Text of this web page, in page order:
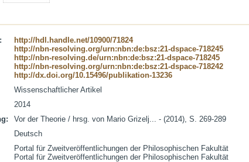
http://hdl.handle.net/10900/71824
http://nbn-resolving.org/urn:nbn:de:bsz:21-dspace-718245
http://nbn-resolving.de/urn:nbn:de:bsz:21-dspace-718245
http://nbn-resolving.org/urn:nbn:de:bsz:21-dspace-718242
http://dx.doi.org/10.15496/publikation-13236
Wissenschaftlicher Artikel
2014
Vor der Theorie / hrsg. von Mario Grizelj... - (2014), S. 269-289
Deutsch
Portal für Zweitveröffentlichungen der Philosophischen Fakultät
Portal für Zweitveröffentlichungen der Philosophischen Fakultät